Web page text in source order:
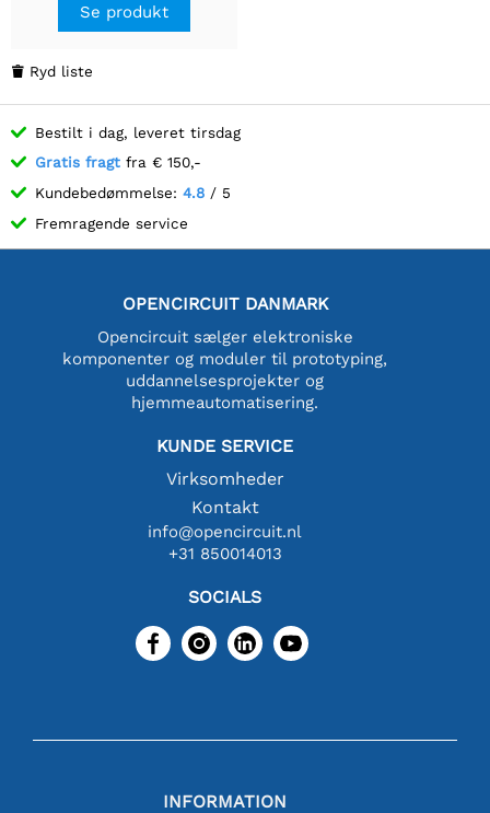
Se produkt
 Ryd liste
Bestilt i dag, leveret tirsdag
Gratis fragt fra € 150,-
Kundebedømmelse: 4.8 / 5
Fremragende service
OPENCIRCUIT DANMARK
Opencircuit sælger elektroniske
komponenter og moduler til prototyping,
uddannelsesprojekter og
hjemmeautomatisering.
KUNDE SERVICE
Virksomheder
Kontakt
info@opencircuit.nl
+31 850014013
SOCIALS
INFORMATION